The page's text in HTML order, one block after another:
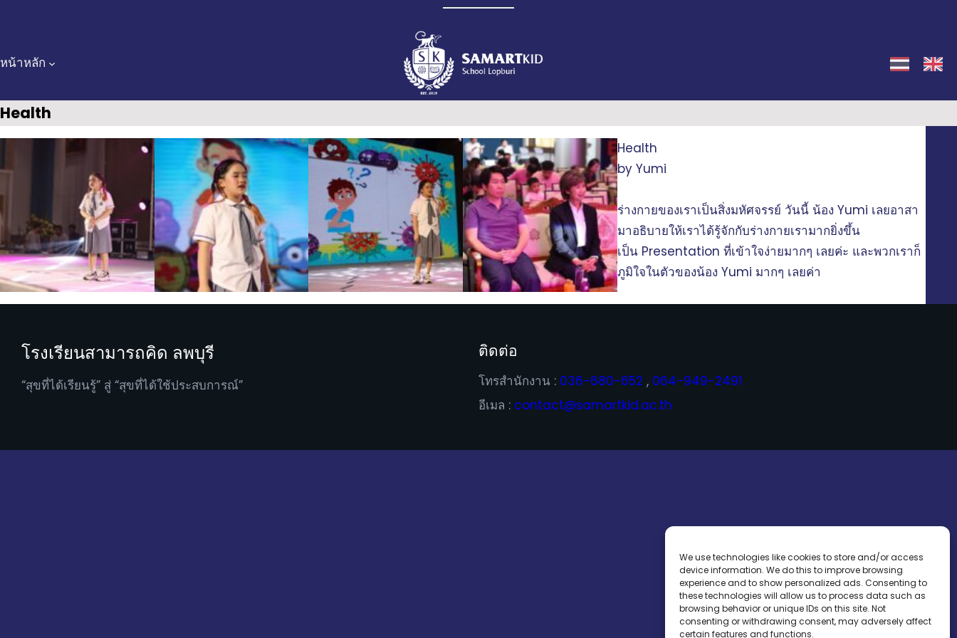
We use technologies like cookies to store and/or access
device information. We do this to improve browsing
experience and to show personalized ads. Consenting to
these technologies will allow us to process data such as
browsing behavior or unique IDs on this site. Not
consenting or withdrawing consent, may adversely affect
certain features and functions.
content
หน้าหลัก
Health
Health
by Yumi
ร่างกายของเราเป็นสิ่งมหัศจรรย์ วันนี้ น้อง Yumi เลยอาสา
มาอธิบายให้เราได้รู้จักกับร่างกายเรามากยิ่งขึ้น
เป็น Presentation ที่เข้าใจง่ายมากๆ เลยค่ะ และพวกเราก็
ภูมิใจในตัวของน้อง Yumi มากๆ เลยค่า
โรงเรียนสามารถคิด ลพบุรี
“สุขที่ได้เรียนรู้” สู่ “สุขที่ได้ใช้ประสบการณ์”
ติดต่อ
โทรสำนักงาน : 036-680-652 , 064-949-2491
อีเมล : contact@samartkid.ac.th